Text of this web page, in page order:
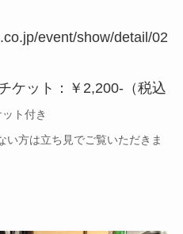
event/show/detail/02
ケット：￥2,200-（税込
ト付き
方は立ち見でご覧いただきま